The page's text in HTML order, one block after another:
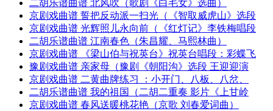
二胡乐谱曲谱 北风吹（歌剧《白毛女》选曲）
京剧戏曲谱 誓把反动派一扫光（《智取威虎山》选段
京剧戏曲谱 光辉照儿永向前（《红灯记》李铁梅唱段
二胡乐谱曲谱 江南春色（朱昌耀、马熙林曲）
京剧戏曲谱 《梁山伯与祝英台》祝英台唱段：彩蝶飞
豫剧戏曲谱 亲家母（豫剧《朝阳沟》选段 王迎迎演
京剧戏曲谱 二黄曲牌练习 ：小开门、八板、八岔、
二胡乐谱曲谱 我的祖国（二胡二重奏 影片《上甘岭
京剧戏曲谱 春风送暖桃花艳（京歌 刘春爱词曲）